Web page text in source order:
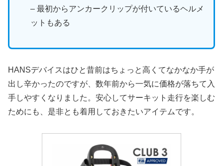
– 最初からアンカークリップが付いているヘルメ
ットもある
HANSデバイスはひと昔前はちょっと高くてなかなか手が
出し辛かったのですが、数年前から一気に価格が落ちて入
手しやすくなりました。安心してサーキット走行を楽しむ
ためにも、是非とも着用しておきたいアイテムです。